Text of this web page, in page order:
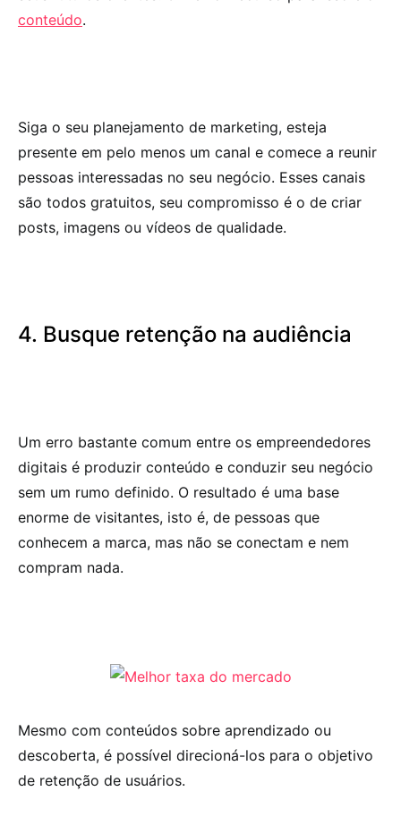
conteúdo.
Siga o seu planejamento de marketing, esteja
presente em pelo menos um canal e comece a reunir
pessoas interessadas no seu negócio. Esses canais
são todos gratuitos, seu compromisso é o de criar
posts, imagens ou vídeos de qualidade.
4. Busque retenção na audiência
Um erro bastante comum entre os empreendedores
digitais é produzir conteúdo e conduzir seu negócio
sem um rumo definido. O resultado é uma base
enorme de visitantes, isto é, de pessoas que
conhecem a marca, mas não se conectam e nem
compram nada.
Mesmo com conteúdos sobre aprendizado ou
descoberta, é possível direcioná-los para o objetivo
de retenção de usuários.